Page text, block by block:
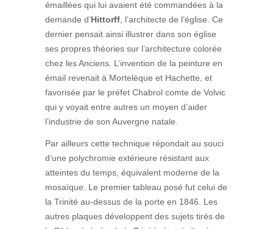
émaillées qui lui avaient été commandées à la
demande d’Hittorff, l’architecte de l’église. Ce
dernier pensait ainsi illustrer dans son église
ses propres théories sur l’architecture colorée
chez les Anciens. L’invention de la peinture en
émail revenait à Mortelèque et Hachette, et
favorisée par le préfet Chabrol comte de Volvic
qui y voyait entre autres un moyen d’aider
l’industrie de son Auvergne natale.
Par ailleurs cette technique répondait au souci
d’une polychromie extérieure résistant aux
atteintes du temps, équivalent moderne de la
mosaïque. Le premier tableau posé fut celui de
la Trinité au-dessus de la porte en 1846. Les
autres plaques développent des sujets tirés de